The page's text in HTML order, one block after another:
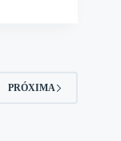
PRÓXIMA